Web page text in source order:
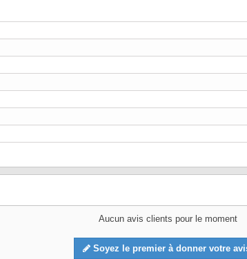
Aucun avis clients pour le moment
Soyez le premier à donner votre